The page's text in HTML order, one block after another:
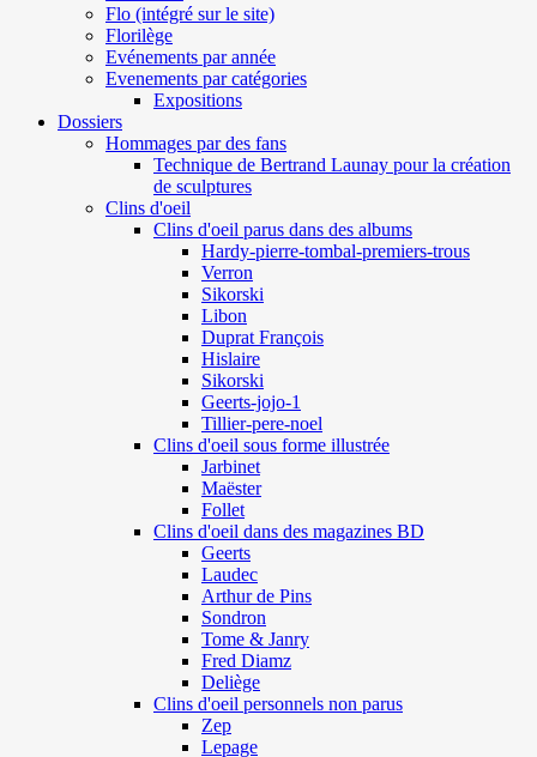
Flo (intégré sur le site)
Florilège
Evénements par année
Evenements par catégories
Expositions
Dossiers
Hommages par des fans
Technique de Bertrand Launay pour la création
de sculptures
Clins d'oeil
Clins d'oeil parus dans des albums
Hardy-pierre-tombal-premiers-trous
Verron
Sikorski
Libon
Duprat François
Hislaire
Sikorski
Geerts-jojo-1
Tillier-pere-noel
Clins d'oeil sous forme illustrée
Jarbinet
Maëster
Follet
Clins d'oeil dans des magazines BD
Geerts
Laudec
Arthur de Pins
Sondron
Tome & Janry
Fred Diamz
Deliège
Clins d'oeil personnels non parus
Zep
Lepage